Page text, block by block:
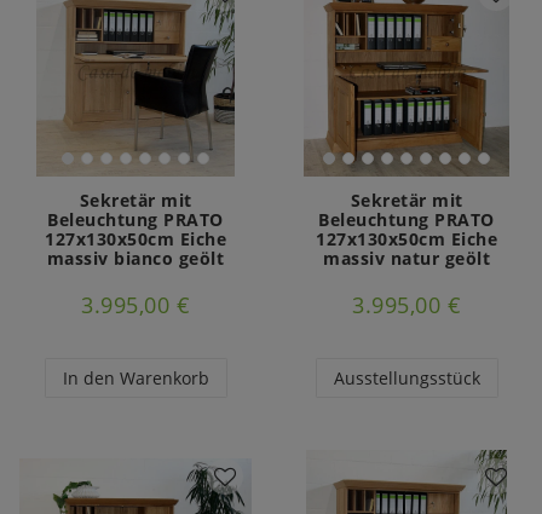
Sekretär mit
Beleuchtung PRATO
127x130x50cm Eiche
massiv bianco geölt
3.995,00 €
In den Warenkorb
Sekretär mit
Beleuchtung PRATO
127x130x50cm Eiche
massiv natur geölt
3.995,00 €
Ausstellungsstück